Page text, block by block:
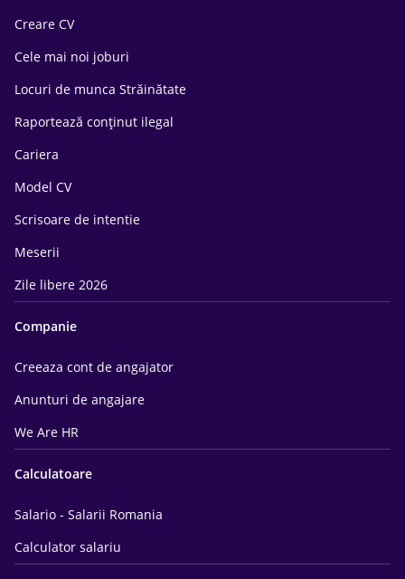
Creare CV
Cele mai noi joburi
Locuri de munca Străinătate
Raportează conținut ilegal
Cariera
Model CV
Scrisoare de intentie
Meserii
Zile libere 2026
Companie
Creeaza cont de angajator
Anunturi de angajare
We Are HR
Calculatoare
Salario - Salarii Romania
Calculator salariu